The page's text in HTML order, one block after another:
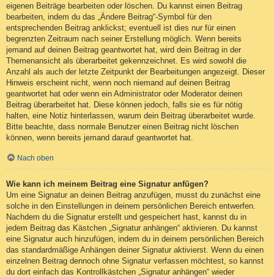
eigenen Beiträge bearbeiten oder löschen. Du kannst einen Beitrag
bearbeiten, indem du das „Ändere Beitrag“-Symbol für den
entsprechenden Beitrag anklickst; eventuell ist dies nur für einen
begrenzten Zeitraum nach seiner Erstellung möglich. Wenn bereits
jemand auf deinen Beitrag geantwortet hat, wird dein Beitrag in der
Themenansicht als überarbeitet gekennzeichnet. Es wird sowohl die
Anzahl als auch der letzte Zeitpunkt der Bearbeitungen angezeigt. Dieser
Hinweis erscheint nicht, wenn noch niemand auf deinen Beitrag
geantwortet hat oder wenn ein Administrator oder Moderator deinen
Beitrag überarbeitet hat. Diese können jedoch, falls sie es für nötig
halten, eine Notiz hinterlassen, warum dein Beitrag überarbeitet wurde.
Bitte beachte, dass normale Benutzer einen Beitrag nicht löschen
können, wenn bereits jemand darauf geantwortet hat.
Nach oben
Wie kann ich meinem Beitrag eine Signatur anfügen?
Um eine Signatur an deinen Beitrag anzufügen, musst du zunächst eine
solche in den Einstellungen in deinem persönlichen Bereich entwerfen.
Nachdem du die Signatur erstellt und gespeichert hast, kannst du in
jedem Beitrag das Kästchen „Signatur anhängen“ aktivieren. Du kannst
eine Signatur auch hinzufügen, indem du in deinem persönlichen Bereich
das standardmäßige Anhängen deiner Signatur aktivierst. Wenn du einen
einzelnen Beitrag dennoch ohne Signatur verfassen möchtest, so kannst
du dort einfach das Kontrollkästchen „Signatur anhängen“ wieder